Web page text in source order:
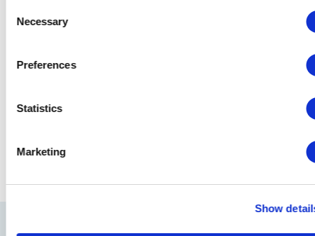
Selection
Necessary
Preferences
Statistics
Marketing
Show